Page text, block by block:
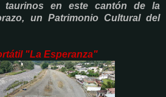
taurinos en este cantón de la
un Patrimonio Cultural del
"La Esperanza"